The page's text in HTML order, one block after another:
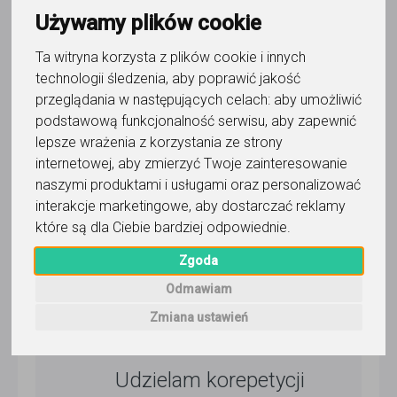
Używamy plików cookie
Ta witryna korzysta z plików cookie i innych
technologii śledzenia, aby poprawić jakość
przeglądania w następujących celach: aby umożliwić
podstawową funkcjonalność serwisu, aby zapewnić
lepsze wrażenia z korzystania ze strony
internetowej, aby zmierzyć Twoje zainteresowanie
naszymi produktami i usługami oraz personalizować
interakcje marketingowe, aby dostarczać reklamy
które są dla Ciebie bardziej odpowiednie.
Zgoda
Odmawiam
Zmiana ustawień
2 dni temu
Korepetytor prowadzi zajęcia online
Wyślij wiadomość
Udzielam korepetycji